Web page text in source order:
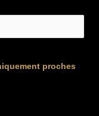
proches